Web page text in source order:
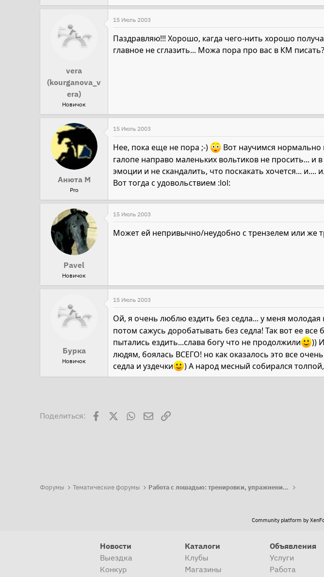
vera
(kourganova_v
era)
Новичок
15 Июль 2003
Паздравляю!!! Хорошо, кагда чего-нить хорошо
главное не сглазить... Можа пора про вас в КМ
Анюта М
Pro
15 Июль 2003
Нее, пока еще не пора ;-)
Вот научимся нормально
галопе направо маленьких вольтиков не просить...
эмоции и не скандалить, что поскакать хочется... и....
Вот тогда с удовольствием :lol:
Pavel
Новичок
15 Июль 2003
Может ей непривычно/неудобно с трензелем или же
Бурка
Новичок
15 Июль 2003
Ой, я очень люблю ездить без седла... у меня молодая
потом сажусь доробатывать без седла! Так вот ее
пытались ездить...слава богу что не продолжили
))
людям, боялась ВСЕГО! но как оказалось это все
седла и уздечки
) А народ месный собирался
Поделиться: FacebookWhatsAppЭлектронная почта
Ссылка
Форумы Тематические форумы Работа с лошадью: тренировки, упражнения, лайфхаки
Community platform by
Новости
Выездка
Конкур
Каталоги
Клубы
Магазины
Объявления
Услуги
Работа